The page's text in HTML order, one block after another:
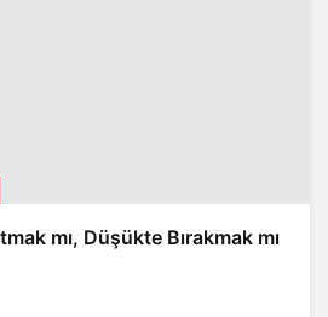
mı, Düşükte Bırakmak mı